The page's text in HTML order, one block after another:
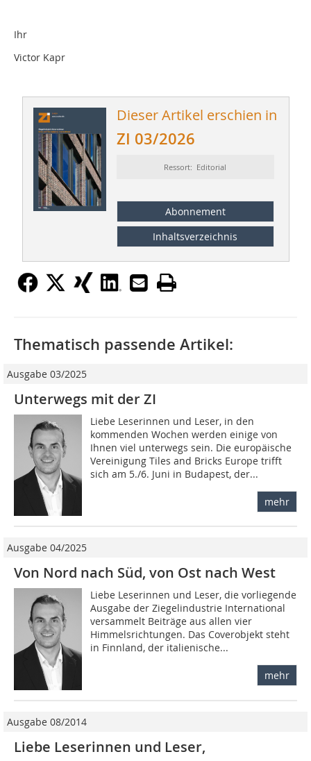
Ihr
Victor Kapr
Dieser Artikel erschien in
ZI 03/2026
Ressort: Editorial
Abonnement
Inhaltsverzeichnis
Thematisch passende Artikel:
Ausgabe 03/2025
Unterwegs mit der ZI
Liebe Leserinnen und Leser, in den
kommenden Wochen werden einige von
Ihnen viel unterwegs sein. Die europäische
Vereinigung Tiles and Bricks Europe trifft
sich am 5./6. Juni in Budapest, der...
mehr
Ausgabe 04/2025
Von Nord nach Süd, von Ost nach West
Liebe Leserinnen und Leser, die vorliegende
Ausgabe der Ziegelindustrie International
versammelt Beiträge aus allen vier
Himmelsrichtungen. Das Coverobjekt steht
in Finnland, der italienische...
mehr
Ausgabe 08/2014
Liebe Leserinnen und Leser,